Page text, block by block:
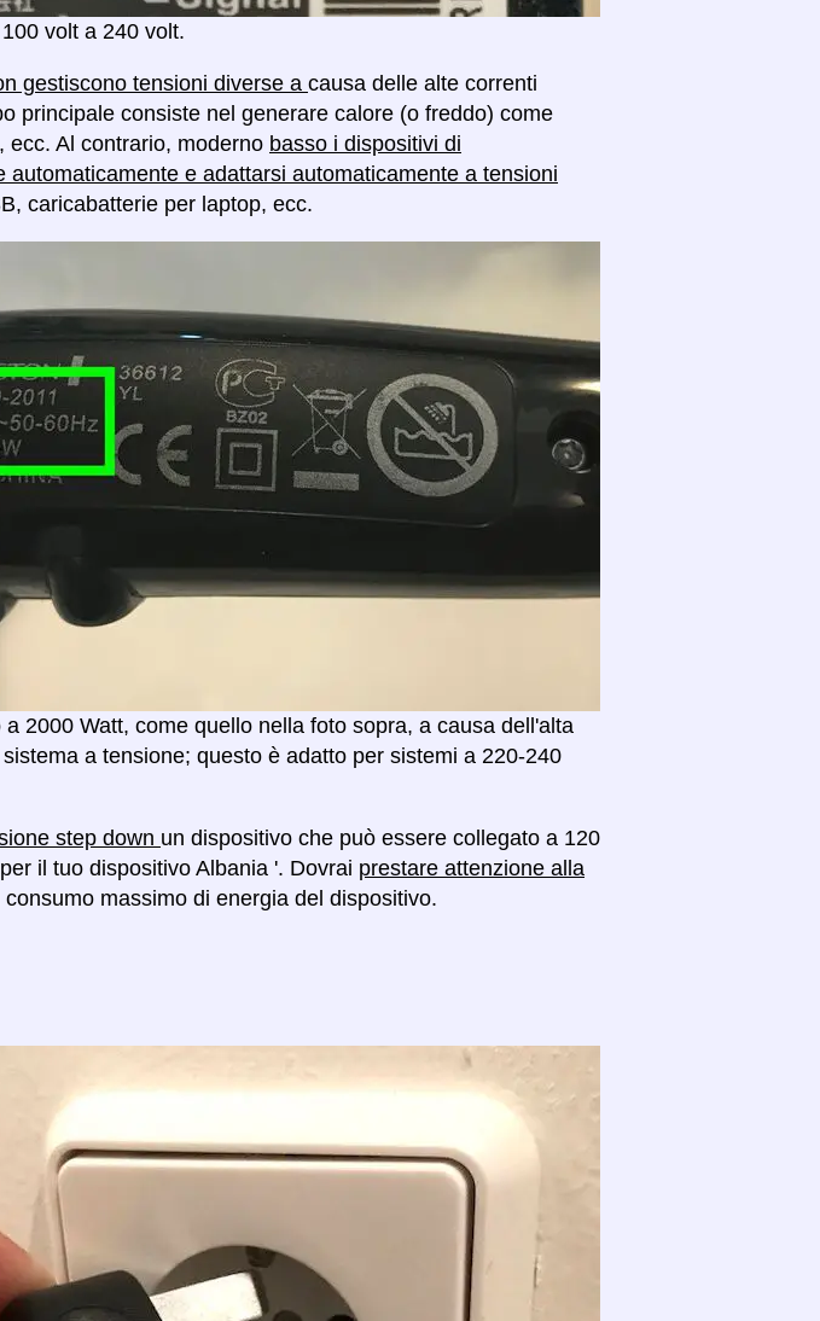
volt a 240 volt.
gestiscono tensioni diverse a causa delle alte correnti
principale consiste nel generare calore (o freddo) come
ecc. Al contrario, moderno basso i dispositivi di
e adattarsi automaticamente a tensioni
caricabatterie per laptop, ecc.
2000 Watt, come quello nella foto sopra, a causa dell'alta
a tensione; questo è adatto per sistemi a 220-240
step down un dispositivo che può essere collegato a 120
il tuo dispositivo Albania '. Dovrai prestare attenzione alla
massimo di energia del dispositivo.